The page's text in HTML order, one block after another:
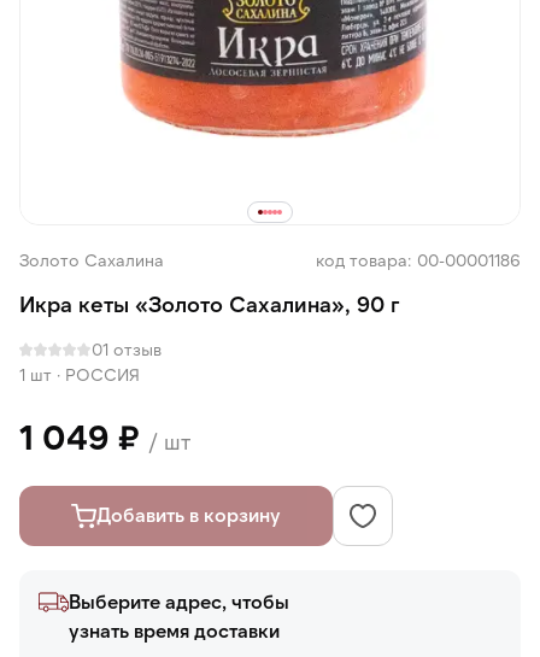
Золото Сахалина код товара: 00-00001186
Икра кеты «Золото Сахалина», 90 г
01 отзыв
1 шт · РОССИЯ
1 049 ₽ / шт
Добавить в корзину
Выберите адрес, чтобы
узнать время доставки